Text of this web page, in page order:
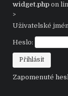
widget.php on
>
Uživatelské
Heslo:
Zapomenuté